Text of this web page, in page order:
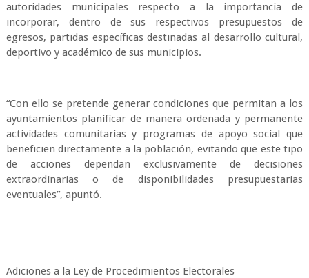
autoridades municipales respecto a la importancia de
incorporar, dentro de sus respectivos presupuestos de
egresos, partidas específicas destinadas al desarrollo cultural,
deportivo y académico de sus municipios.
“Con ello se pretende generar condiciones que permitan a los
ayuntamientos planificar de manera ordenada y permanente
actividades comunitarias y programas de apoyo social que
beneficien directamente a la población, evitando que este tipo
de acciones dependan exclusivamente de decisiones
extraordinarias o de disponibilidades presupuestarias
eventuales”, apuntó.
Adiciones a la Ley de Procedimientos Electorales